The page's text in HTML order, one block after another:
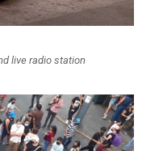
live radio station